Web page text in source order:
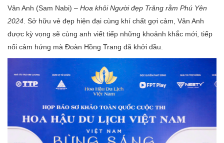
Vân Anh (Sam Nabi) – Hoa khôi Người đẹp Trăng rằm Phú Yên
2024 . Sở hữu vẻ đẹp hiện đại cùng khí chất gợi cảm, Vân Anh
được kỳ vọng sẽ cùng anh viết tiếp những khoảnh khắc mới, tiếp
nối cảm hứng mà Đoàn Hồng Trang đã khởi đầu.